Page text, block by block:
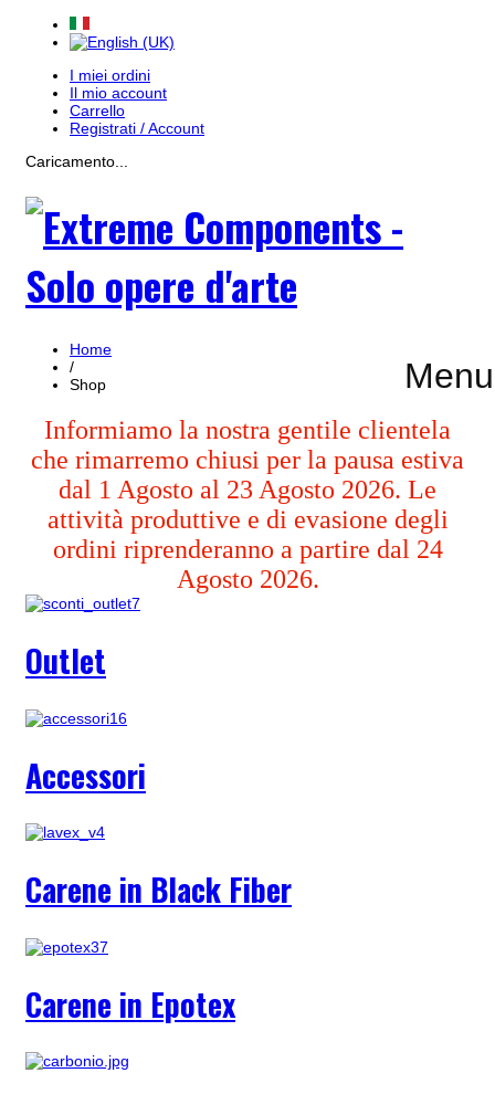
I miei ordini
Il mio account
Carrello
Registrati / Account
Caricamento...
Home
/
Shop
Informiamo la nostra gentile clientela
che rimarremo chiusi per la pausa estiva
dal 1 Agosto al 23 Agosto 2026. Le
attività produttive e di evasione degli
ordini riprenderanno a partire dal 24
Agosto 2026.
Outlet
Accessori
Carene in Black Fiber
Carene in Epotex